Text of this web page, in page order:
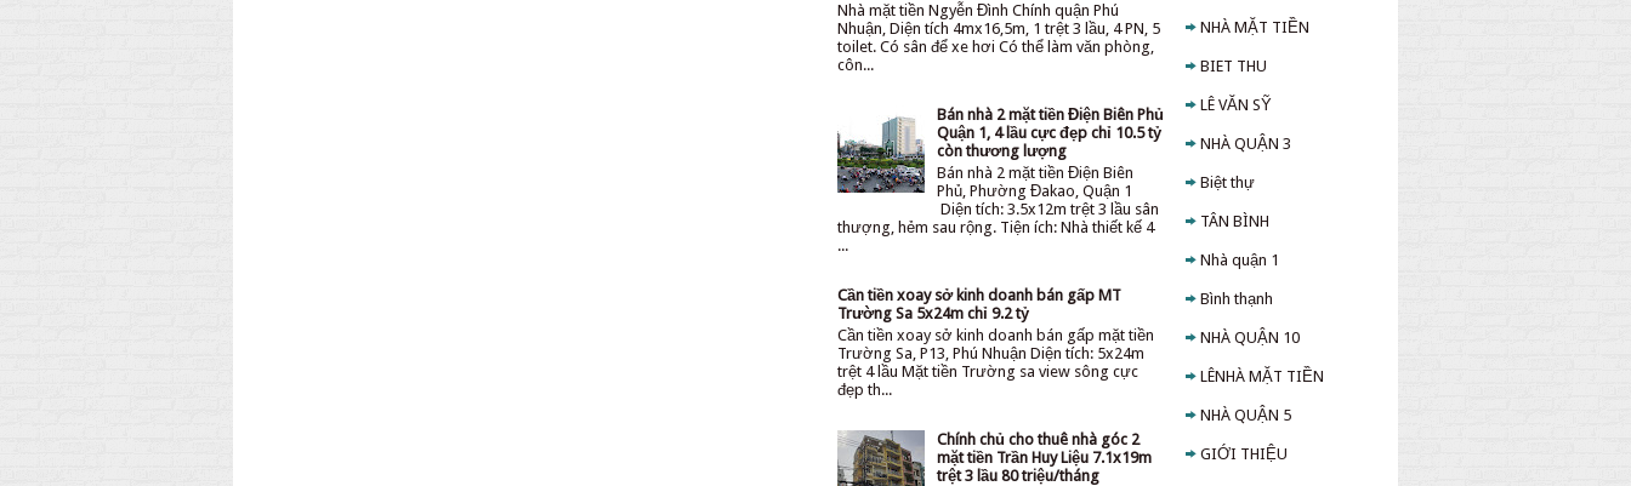
Nhà mặt tiền Ngyễn Đình Chính quận Phú
Nhuận, Diện tích 4mx16,5m, 1 trệt 3 lầu, 4 PN, 5
toilet. Có sân để xe hơi Có thể làm văn phòng,
côn...
Bán nhà 2 mặt tiền Điện Biên Phủ
Quận 1, 4 lầu cực đẹp chỉ 10.5 tỷ
còn thương lượng
Bán nhà 2 mặt tiền Điện Biên
Phủ, Phường Đakao, Quận 1
Diện tích: 3.5x12m trệt 3 lầu sân
thượng, hẻm sau rộng. Tiện ích: Nhà thiết kế 4
...
Cần tiền xoay sở kinh doanh bán gấp MT
Trường Sa 5x24m chỉ 9.2 tỷ
Cần tiền xoay sở kinh doanh bán gấp mặt tiền
Trường Sa, P13, Phú Nhuận Diện tích: 5x24m
trệt 4 lầu Mặt tiền Trường sa view sông cực
đẹp th...
Chính chủ cho thuê nhà góc 2
mặt tiền Trần Huy Liệu 7.1x19m
trệt 3 lầu 80 triệu/tháng
NHÀ MẶT TIỀN
BIET THU
LÊ VĂN SỸ
NHÀ QUẬN 3
Biệt thự
TÂN BÌNH
Nhà quận 1
Bình thạnh
NHÀ QUẬN 10
LÊNHÀ MẶT TIỀN
NHÀ QUẬN 5
GIỚI THIỆU